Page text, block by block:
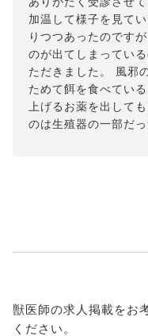
加温して様子を見て
りつつあったのです
のが出てしまってい
ただきました。 風邪
ためて餌を食べてい
上げるお薬を出して
のは生殖器の一部だっ
獣医師の求人掲載をお
ください。